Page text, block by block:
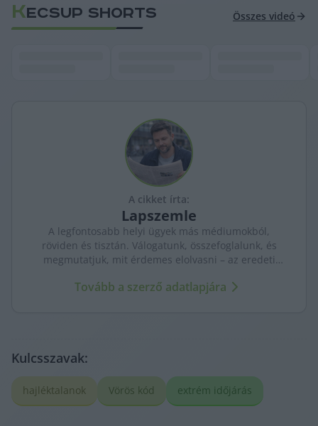
KECSUP SHORTS Összes videó
A cikket írta:
Lapszemle
A legfontosabb helyi ügyek más médiumokból,
röviden és tisztán. Válogatunk, összefoglalunk, és
megmutatjuk, mit érdemes elolvasni – az eredeti
Tovább a szerző adatlapjára
Kulcsszavak:
hajléktalanok Vörös kód extrém időjárás